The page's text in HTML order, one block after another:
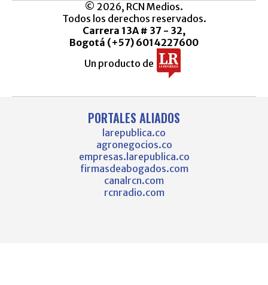
© 2026, RCN Medios.
Todos los derechos reservados.
Carrera 13A # 37 - 32,
Bogotá (+57) 6014227600
Un producto de
PORTALES ALIADOS
larepublica.co
agronegocios.co
empresas.larepublica.co
firmasdeabogados.com
canalrcn.com
rcnradio.com